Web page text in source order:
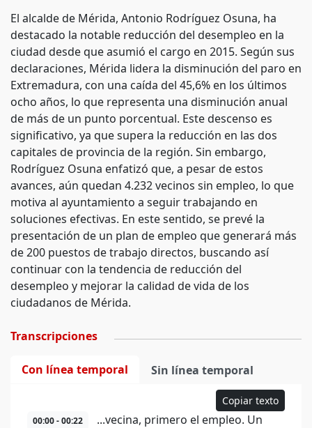
El alcalde de Mérida, Antonio Rodríguez Osuna, ha
destacado la notable reducción del desempleo en la
ciudad desde que asumió el cargo en 2015. Según sus
declaraciones, Mérida lidera la disminución del paro en
Extremadura, con una caída del 45,6% en los últimos
ocho años, lo que representa una disminución anual
de más de un punto porcentual. Este descenso es
significativo, ya que supera la reducción en las dos
capitales de provincia de la región. Sin embargo,
Rodríguez Osuna enfatizó que, a pesar de estos
avances, aún quedan 4.232 vecinos sin empleo, lo que
motiva al ayuntamiento a seguir trabajando en
soluciones efectivas. En este sentido, se prevé la
presentación de un plan de empleo que generará más
de 200 puestos de trabajo directos, buscando así
continuar con la tendencia de reducción del
desempleo y mejorar la calidad de vida de los
ciudadanos de Mérida.
Transcripciones
Con línea temporal Sin línea temporal
Copiar texto
00:00 - 00:22
...vecina, primero el empleo. Un